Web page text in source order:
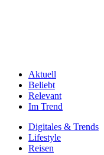
Aktuell
Beliebt
Relevant
Im Trend
Digitales & Trends
Lifestyle
Reisen